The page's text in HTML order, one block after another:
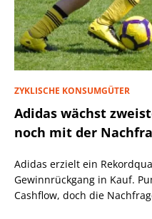
ZYKLISCHE KONSUMGÜTER
Adidas wächst
noch mit der
Adidas erzielt ein
Gewinnrückgang in Kauf.
Cashflow, doch die